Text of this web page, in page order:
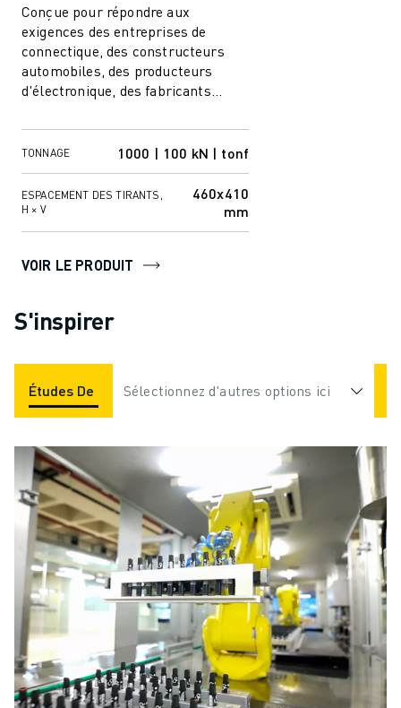
Conçue pour répondre aux
exigences des entreprises de
connectique, des constructeurs
automobiles, des producteurs
d'électronique, des fabricants
sociétés de biens de con...
TONNAGE 1000 | 100 kN | tonf
ESPACEMENT DES TIRANTS,
H × V
460x410
mm
VOIR LE PRODUIT
S'inspirer
Études De Cas Applications Industries
Sélectionnez d'autres options ici